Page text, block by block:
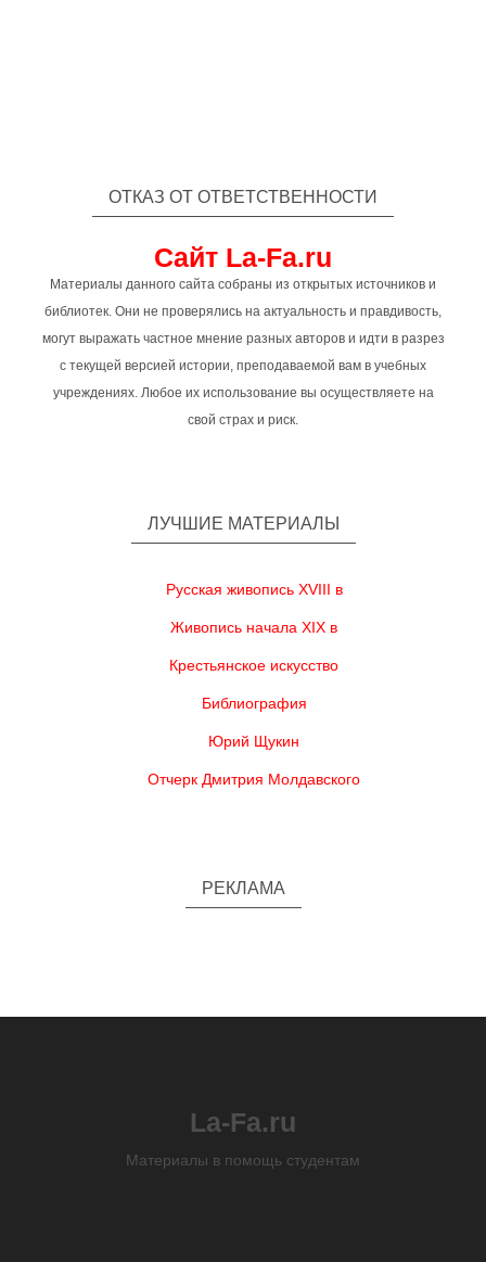
ОТКАЗ ОТ ОТВЕТСТВЕННОСТИ
Сайт La-Fa.ru
Материалы данного сайта собраны из открытых источников и
библиотек. Они не проверялись на актуальность и правдивость,
могут выражать частное мнение разных авторов и идти в разрез
с текущей версией истории, преподаваемой вам в учебных
учреждениях. Любое их использование вы осуществляете на
свой страх и риск.
ЛУЧШИЕ МАТЕРИАЛЫ
Русская живопись XVIII в
Живопись начала XIX в
Крестьянское искусство
Библиография
Юрий Щукин
Отчерк Дмитрия Молдавского
РЕКЛАМА
La-Fa.ru
Материалы в помощь студентам